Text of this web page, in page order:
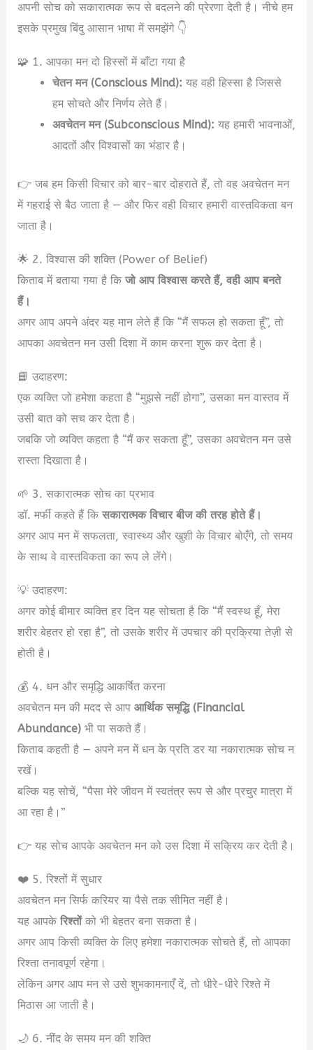
अपनी सोच को सकारात्मक रूप से बदलने की प्रेरणा देती है। नीचे हम
इसके प्रमुख बिंदु आसान भाषा में समझेंगे 👇
🧩 1. आपका मन दो हिस्सों में बाँटा गया है
चेतन मन (Conscious Mind): यह वही हिस्सा है जिससे
हम सोचते और निर्णय लेते हैं।
अवचेतन मन (Subconscious Mind): यह हमारी भावनाओं,
आदतों और विश्वासों का भंडार है।
👉 जब हम किसी विचार को बार-बार दोहराते हैं, तो वह अवचेतन मन
में गहराई से बैठ जाता है — और फिर वही विचार हमारी वास्तविकता बन
जाता है।
🌟 2. विश्वास की शक्ति (Power of Belief)
किताब में बताया गया है किजो आप विश्वास करते हैं, वही आप बनते
हैं।
अगर आप अपने अंदर यह मान लेते हैं कि “मैं सफल हो सकता हूँ”, तो
आपका अवचेतन मन उसी दिशा में काम करना शुरू कर देता है।
📘 उदाहरण:
एक व्यक्ति जो हमेशा कहता है “मुझसे नहीं होगा”, उसका मन वास्तव में
उसी बात को सच कर देता है।
जबकि जो व्यक्ति कहता है “मैं कर सकता हूँ”, उसका अवचेतन मन उसे
रास्ता दिखाता है।
🌱 3. सकारात्मक सोच का प्रभाव
डॉ. मर्फी कहते हैं किसकारात्मक विचार बीज की तरह होते हैं।
अगर आप मन में सफलता, स्वास्थ्य और खुशी के विचार बोएँगे, तो समय
के साथ वे वास्तविकता का रूप ले लेंगे।
💡 उदाहरण:
अगर कोई बीमार व्यक्ति हर दिन यह सोचता है कि “मैं स्वस्थ हूँ, मेरा
शरीर बेहतर हो रहा है”, तो उसके शरीर में उपचार की प्रक्रिया तेज़ी से
होती है।
💰 4. धन और समृद्धि आकर्षित करना
अवचेतन मन की मदद से आपआर्थिक समृद्धि (Financial
Abundance) भी पा सकते हैं।
किताब कहती है — अपने मन में धन के प्रति डर या नकारात्मक सोच न
रखें।
बल्कि यह सोचें, “पैसा मेरे जीवन में स्वतंत्र रूप से और प्रचुर मात्रा में
आ रहा है।”
👉 यह सोच आपके अवचेतन मन को उस दिशा में सक्रिय कर देती है।
❤️ 5. रिश्तों में सुधार
अवचेतन मन सिर्फ करियर या पैसे तक सीमित नहीं है।
यह आपकेरिश्तोंको भी बेहतर बना सकता है।
अगर आप किसी व्यक्ति के लिए हमेशा नकारात्मक सोचते हैं, तो आपका
रिश्ता तनावपूर्ण रहेगा।
लेकिन अगर आप मन से उसे शुभकामनाएँ दें, तो धीरे-धीरे रिश्ते में
मिठास आ जाती है।
🌙 6. नींद के समय मन की शक्ति